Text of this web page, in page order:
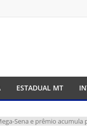
ESTADUAL MT
Sena e prêmio acumula